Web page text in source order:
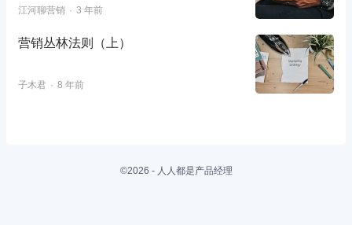
江河聊营销 3 年前
营销丛林法则（上）
子木君 8 年前
©2026 - 人人都是产品经理